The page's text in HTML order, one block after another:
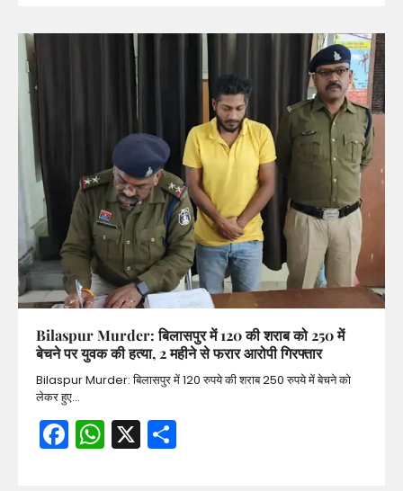
Bilaspur Murder: बिलासपुर में 120 की शराब को 250 में
बेचने पर युवक की हत्या, 2 महीने से फरार आरोपी गिरफ्तार
Bilaspur Murder: बिलासपुर में 120 रुपये की शराब 250 रुपये में बेचने को
लेकर हुए…
Facebook
WhatsApp
X